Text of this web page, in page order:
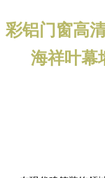
彩铝门窗高
海祥叶幕